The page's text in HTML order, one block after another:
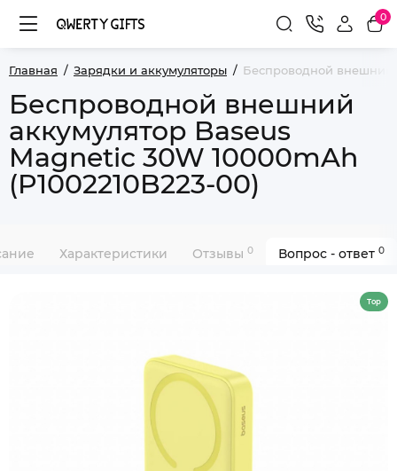
0
Главная Зарядки и аккумуляторы Беспроводной внешний
Беспроводной внешний
аккумулятор Baseus
Magnetic 30W 10000mAh
(P1002210B223-00)
Характеристики Отзывы 0 Вопрос - ответ 0
Top